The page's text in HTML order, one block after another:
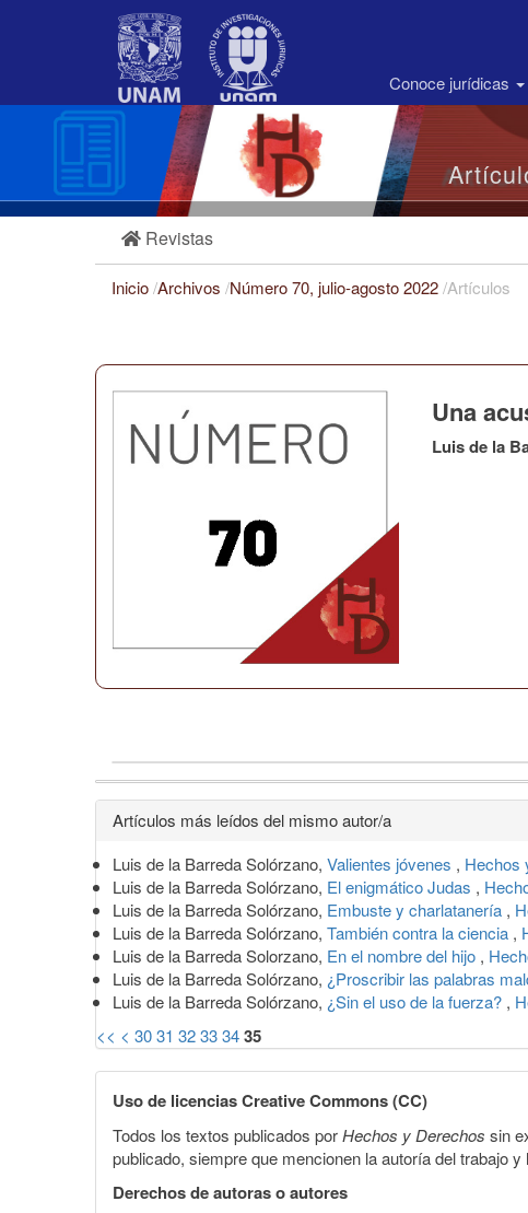
Barra
Conoce jurídicas
Revistas
Inicio/Archivos /Número 70, julio-agosto 2022/Artículos
Una
Luis de la
Detalles
del
artículo
Artículos más leídos del mismo autor/a
Luis de la Barreda Solórzano, Valientes jóvenes , Hechos
Luis de la Barreda Solórzano, El enigmático Judas ,
Luis de la Barreda Solórzano, Embuste y charlatanería ,
Luis de la Barreda Solórzano, También contra la ciencia ,
Luis de la Barreda Solorzano, En el nombre del hijo ,
Luis de la Barreda Solórzano, ¿Proscribir las palabras
Luis de la Barreda Solórzano, ¿Sin el uso de la fuerza? ,
<< < 3031 32333435
Uso de licencias Creative Commons (CC)
Todos los textos publicados porHechos y Derechos sin
publicado, siempre que mencionen la autoría del trabajo
Derechos de autoras o autores